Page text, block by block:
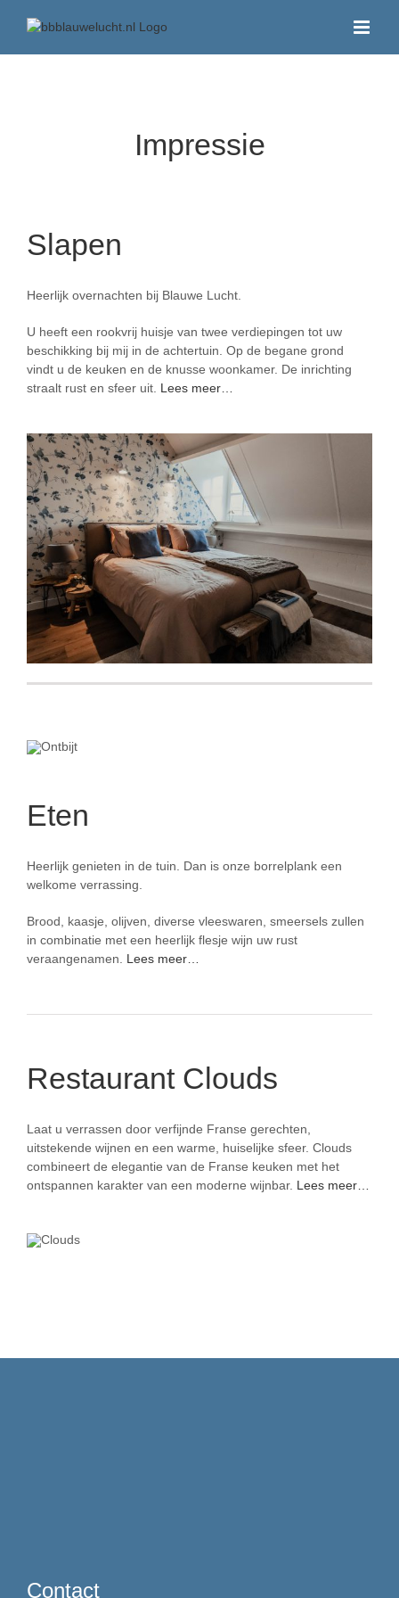
Impressie
Slapen
Heerlijk overnachten bij Blauwe Lucht.
U heeft een rookvrij huisje van twee verdiepingen tot uw
beschikking bij mij in de achtertuin. Op de begane grond
vindt u de keuken en de knusse woonkamer. De inrichting
straalt rust en sfeer uit. Lees meer…
Eten
Heerlijk genieten in de tuin. Dan is onze borrelplank een
welkome verrassing.
Brood, kaasje, olijven, diverse vleeswaren, smeersels zullen
in combinatie met een heerlijk flesje wijn uw rust
veraangenamen. Lees meer…
Restaurant Clouds
Laat u verrassen door verfijnde Franse gerechten,
uitstekende wijnen en een warme, huiselijke sfeer. Clouds
combineert de elegantie van de Franse keuken met het
ontspannen karakter van een moderne wijnbar. Lees meer…
Contact